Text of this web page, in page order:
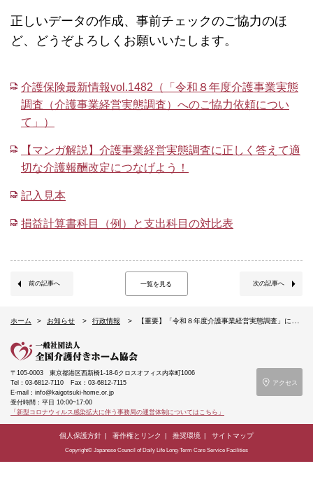
正しいデータの作成、事前チェックのご協力のほ
ど、どうぞよろしくお願いいたします。
介護保険最新情報vol.1482（「令和８年度介護事業実態
調査（介護事業経営実態調査）へのご協力依頼につい
て」）
【マンガ解説】介護事業経営実態調査に正しく答えて適
切な介護報酬改定につなげよう！
記入見本
損益計算書科目（例）と支出科目の対比表
前の記事へ 一覧を見る 次の記事へ
ホーム お知らせ 行政情報 【重要】「令和８年度介護事業経営実態調査」に正しく答えて、適切な介護報酬改定につなげましょう！
〒105-0003 東京都港区西新橋1-18-6クロスオフィス内幸町1006
Tel：03-6812-7110
Fax：03-6812-7115
E-mail：info@kaigotsuki-home.or.jp
受付時間：平日 10:00~17:00
「新型コロナウィルス感染拡大に伴う事務局の運営体制についてはこちら」
アクセス
個人保護方針 著作権とリンク 推奨環境 サイトマップ
Copyright© Japanese Council of Daily Life Long-Term Care Service Facilities